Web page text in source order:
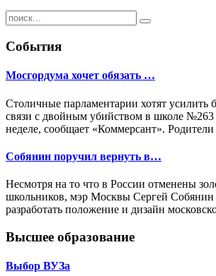
События
Мосгордума хочет обязать …
Столичные парламентарии хотят усилить
связи с двойным убийством в школе
неделе, сообщает «Коммерсант».
Собянин поручил вернуть в…
Несмотря на то что в России отменены
школьников, мэр Москвы Сергей Собянин
разработать положение и дизайн
Высшее образование
Выбор ВУЗа